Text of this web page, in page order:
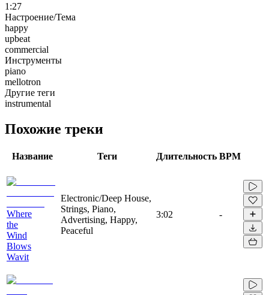
1:27
Настроение/Тема
happy
upbeat
commercial
Инструменты
piano
mellotron
Другие теги
instrumental
Похожие треки
Название Теги Длительность BPM
Where
the
Wind
Blows
Wavit
Electronic/Deep House,
Strings, Piano,
Advertising, Happy,
Peaceful
3:02 -